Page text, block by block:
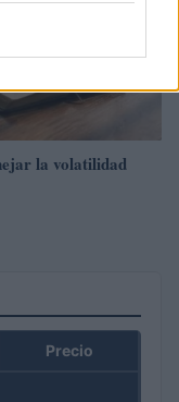
la volatilidad
Precio